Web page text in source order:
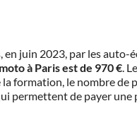
juin 2023, par les auto-
à Paris est de 970 € .
formation, le nombre de
permettent de payer une